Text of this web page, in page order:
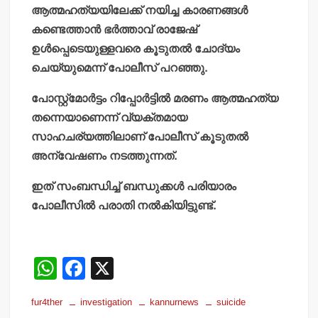
ആത്മഹത്യയിലേക്ക് നയിച്ച കാരണങ്ങള്‍
കണ്ടെത്താന്‍ ഭര്‍ത്താവ് രാജേഷ്
ഉള്‍പ്പെടെയുള്ളവരെ കൂടുതല്‍ ചോദ്യം
ചെയ്യുമെന്ന് പോലീസ് പറഞ്ഞു.
പോസ്റ്റ്‌മോര്‍ട്ടം റിപ്പോര്‍ട്ടില്‍ മരണം ആത്മഹത്യ
തന്നെയാണെന്ന് വ്യക്തമായ
സാഹചര്യത്തിലാണ് പോലീസ് കൂടുതല്‍
അന്വേഷണം നടത്തുന്നത്.
ഇത് സംബന്ധിച്ച് ബന്ധുക്കള്‍ പരിയാരം
പോലീസില്‍ പരാതി നല്‍കിയിട്ടുണ്ട്.
W
F
fur4ther investigation kannurnews suicide